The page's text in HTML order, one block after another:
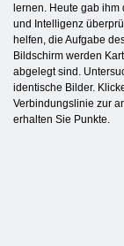
lernen. Heute gab
und Intelligenz
helfen, die Aufgabe
Bildschirm werden
abgelegt sind.
identische Bilder.
Verbindungslinie zur
erhalten Sie Punkte.